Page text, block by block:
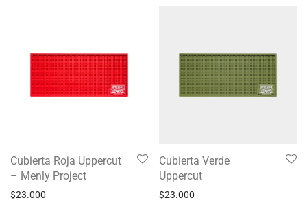
Cubierta Roja Uppercut
– Menly Project
$23.000
Cubierta Verde
Uppercut
$23.000